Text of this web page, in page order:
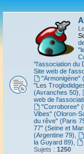
"l'association du
Site web de
"Armonigène"
"Les
(Avranches 50)
web de
"Corroboree"
Vibes" (Oloron-
du rêve" (Paris
77" (Seine et
(Argentine 79)
la Guyard 89)
Sujets : 1250